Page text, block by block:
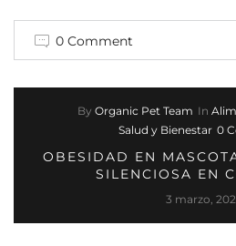
0 Comment
By Organic Pet Team In
Salud y Bienestar 0
OBESIDAD EN
SILENCIOSA EN
3 marzo,